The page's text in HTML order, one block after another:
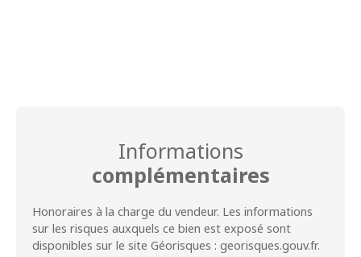
Informations
complémentaires
Honoraires à la charge du vendeur. Les informations
sur les risques auxquels ce bien est exposé sont
disponibles sur le site Géorisques : georisques.gouv.fr.